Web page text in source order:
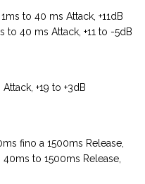
to 40 ms Attack, +11dB
40 ms Attack, +11 to -5dB
+19 to +3dB
fino a 1500ms Release,
to 1500ms Release,